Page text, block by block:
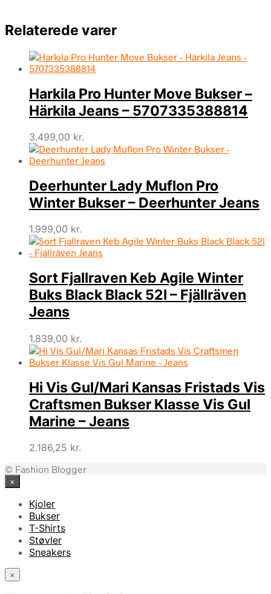
Relaterede varer
Harkila Pro Hunter Move Bukser –
Härkila Jeans – 5707335388814
3.499,00 kr.
Deerhunter Lady Muflon Pro
Winter Bukser – Deerhunter Jeans
1.999,00 kr.
Sort Fjallraven Keb Agile Winter
Buks Black Black 52l – Fjällräven
Jeans
1.839,00 kr.
Hi Vis Gul/Mari Kansas Fristads Vis
Craftsmen Bukser Klasse Vis Gul
Marine – Jeans
2.186,25 kr.
© Fashion Blogger
×
Kjoler
Bukser
T-Shirts
Støvler
Sneakers
×